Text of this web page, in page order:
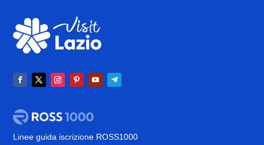
Linee guida iscrizione ROSS1000